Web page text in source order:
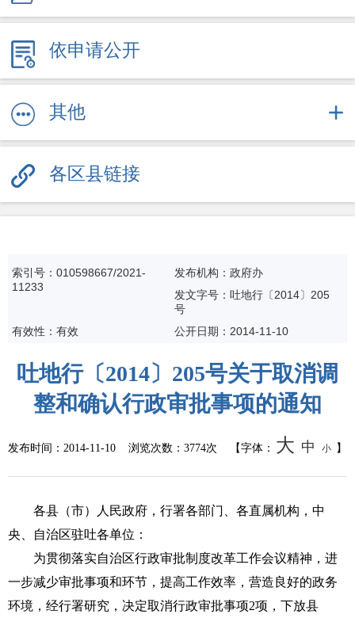
依申请公开
其他
各区县链接
索引号：010598667/2021-
11233
发布机构：政府办
发文字号：吐地行〔2014〕205
号
有效性：有效
公开日期： 2014-11-10
吐地行〔2014〕205号关于取消调
整和确认行政审批事项的通知
发布时间： 2014-11-10 浏览次数： 3774次 【字体： 大 中 小 】
各县（市）人民政府，行署各部门、各直属机构，中
央、自治区驻吐各单位：
为贯彻落实自治区行政审批制度改革工作会议精神，进
一步减少审批事项和环节，提高工作效率，营造良好的政务
环境，经行署研究，决定取消行政审批事项2项，下放县